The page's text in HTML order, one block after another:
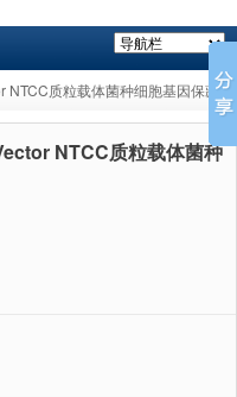
质粒载体菌种细胞基因保藏中
NTCC质粒载体菌种